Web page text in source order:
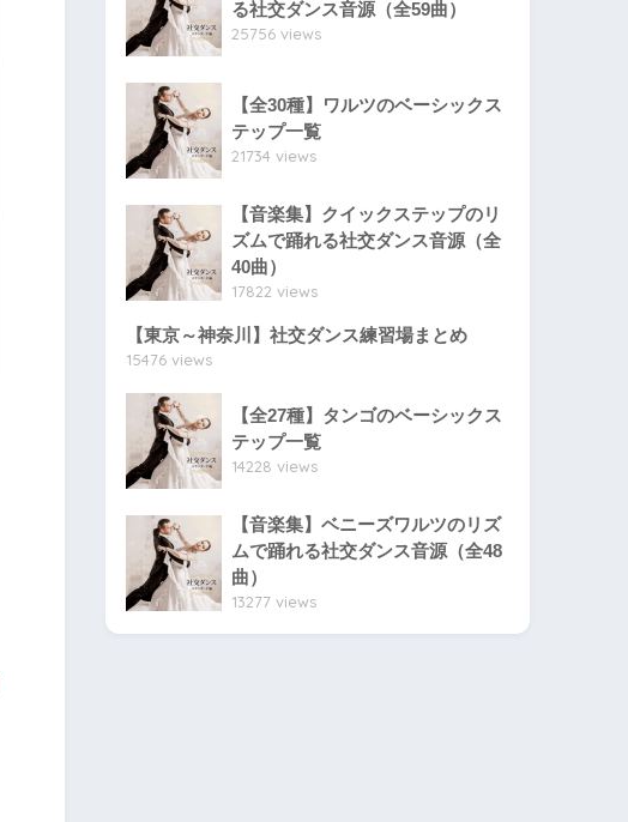
る社交ダンス音源（全59曲）
25756 views
【全30種】ワルツのベーシックス
テップ一覧
21734 views
【音楽集】クイックステップのリ
ズムで踊れる社交ダンス音源（全
40曲）
17822 views
【東京～神奈川】社交ダンス練習場まとめ
15476 views
【全27種】タンゴのベーシックス
テップ一覧
14228 views
【音楽集】ベニーズワルツのリズ
ムで踊れる社交ダンス音源（全48
曲）
13277 views